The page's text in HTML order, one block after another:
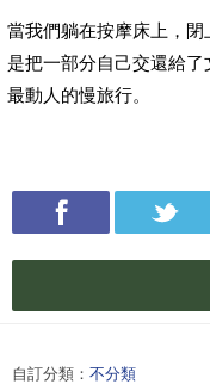
當我們躺在按摩床上，
是把一部分自己交還給
最動人的慢旅行。
自訂分類： 不分類